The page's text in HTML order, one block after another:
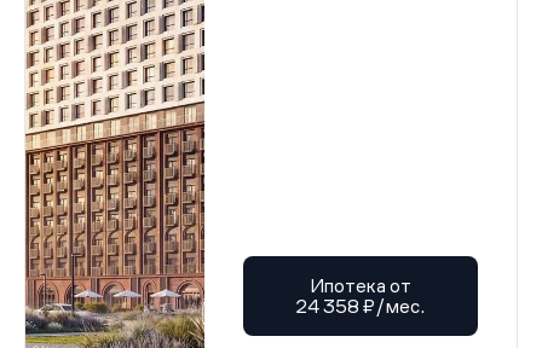
Ипотека от
24 358 ₽/мес.